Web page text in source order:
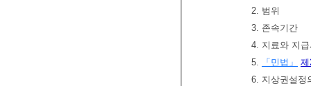
2. 범위
3. 존속기간
4. 지료와 지
5.
「민법」
6. 지상권설정